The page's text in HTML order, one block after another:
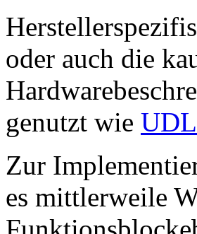
oder auch die
genutzt wie
Zur
es mittlerweile